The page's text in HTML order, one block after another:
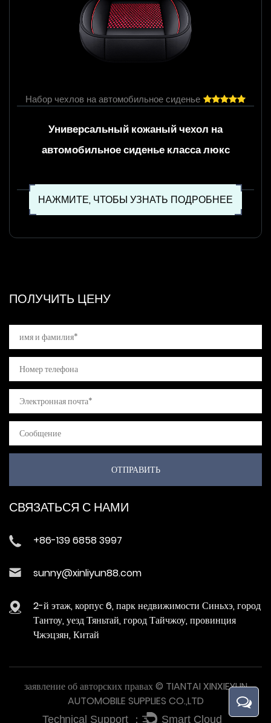
сиденье
чехол на
класса люкс
ПОДРОБНЕЕ
Набор чехлов на
Роскошный
автомобильное
НАЖМИТЕ, ЧТОБЫ
ПОЛУЧИТЬ ЦЕНУ
СВЯЗАТЬСЯ С НАМИ
+86-139 6858 3997
sunny@xinliyun88.com
2-й этаж, корпус 6, парк недвижимости Синьхэ, город
Тантоу, уезд Тяньтай, город Тайчжоу, провинция
Чжэцзян, Китай
заявление об авторских правах © TIANTAI XINXIEYUN
AUTOMOBILE SUPPLIES CO.,LTD